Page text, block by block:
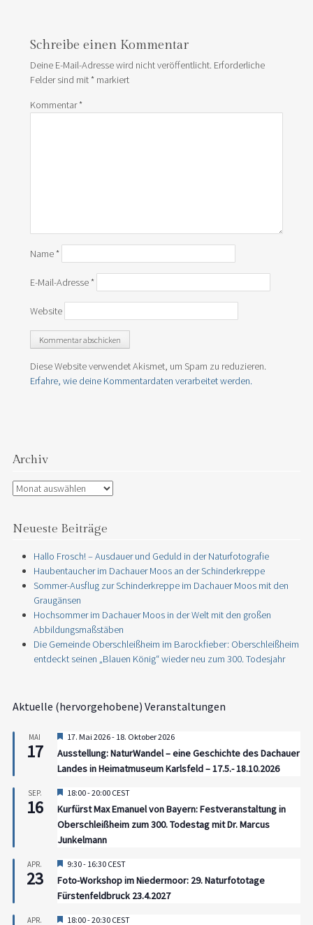
Schreibe einen Kommentar
Deine E-Mail-Adresse wird nicht veröffentlicht. Erforderliche
Felder sind mit*markiert
Kommentar*
Name*
E-Mail-Adresse*
Website
Diese Website verwendet Akismet, um Spam zu reduzieren.
Erfahre, wie deine Kommentardaten verarbeitet werden.
Archiv
Archiv
Neueste Beiträge
Hallo Frosch! – Ausdauer und Geduld in der Naturfotografie
Haubentaucher im Dachauer Moos an der Schinderkreppe
Sommer-Ausflug zur Schinderkreppe im Dachauer Moos mit den
Graugänsen
Hochsommer im Dachauer Moos in der Welt mit den großen
Abbildungsmaßstäben
Die Gemeinde Oberschleißheim im Barockfieber: Oberschleißheim
entdeckt seinen „Blauen König“ wieder neu zum 300. Todesjahr
Aktuelle (hervorgehobene) Veranstaltungen
MAI
17
Hervorgehoben
17. Mai 2026- 18. Oktober 2026
Ausstellung: NaturWandel – eine Geschichte des Dachauer
Landes in Heimatmuseum Karlsfeld – 17.5.- 18.10.2026
SEP.
16
Hervorgehoben
18:00-20:00 CEST
Kurfürst Max Emanuel von Bayern: Festveranstaltung in
Oberschleißheim zum 300. Todestag mit Dr. Marcus
Junkelmann
APR.
23
Hervorgehoben
9:30- 16:30 CEST
Foto-Workshop im Niedermoor: 29. Naturfototage
Fürstenfeldbruck 23.4.2027
APR. Hervorgehoben
18:00-20:30 CEST